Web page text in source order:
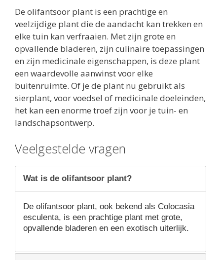
De olifantsoor plant is een prachtige en
veelzijdige plant die de aandacht kan trekken en
elke tuin kan verfraaien. Met zijn grote en
opvallende bladeren, zijn culinaire toepassingen
en zijn medicinale eigenschappen, is deze plant
een waardevolle aanwinst voor elke
buitenruimte. Of je de plant nu gebruikt als
sierplant, voor voedsel of medicinale doeleinden,
het kan een enorme troef zijn voor je tuin- en
landschapsontwerp.
Veelgestelde vragen
Wat is de olifantsoor plant?
De olifantsoor plant, ook bekend als Colocasia
esculenta, is een prachtige plant met grote,
opvallende bladeren en een exotisch uiterlijk.